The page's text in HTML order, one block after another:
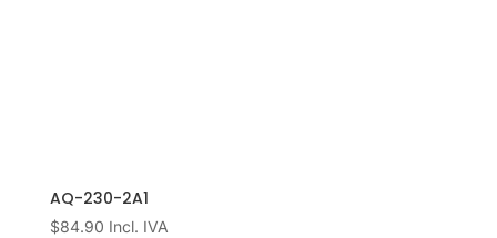
AQ-230-2A1
$84.90 Incl. IVA